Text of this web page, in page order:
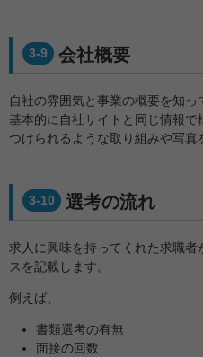
3-9 会社概要
自社の雰囲気と事業の概要を知っ
基本的に自社サイトと同じ情報
つけられるような取り組みや写真
3-10 選考の流れ
求人に興味を持ってくれた求職
スを記載します。
例えば、
書類選考の有無
面接の回数